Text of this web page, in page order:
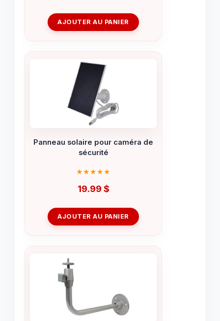
AJOUTER AU PANIER
Panneau solaire pour caméra de
sécurité
19.99 $
AJOUTER AU PANIER